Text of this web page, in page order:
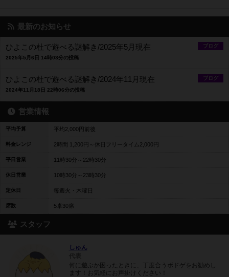
最新のお知らせ
ブログ
ひよこの杜で遊べる謎解き/2025年5月現在
2025年5月6日 14時03分の投稿
ブログ
ひよこの杜で遊べる謎解き/2024年11月現在
2024年11月18日 22時06分の投稿
営業情報
平均予算 平均2,000円前後
料金レンジ 2時間 1,200円～休日フリータイム2,000円
平日営業 11時30分～22時30分
休日営業 10時30分～23時30分
定休日 毎週火・木曜日
席数 5卓30席
スタッフ
しゅん
何に遊ぶか困ったときに、丁度合うボドゲをお勧めし
ます！お気軽にお声掛けください！